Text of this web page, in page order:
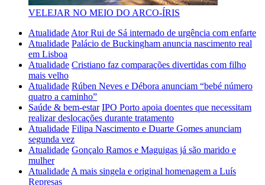
VELEJAR NO MEIO DO ARCO-ÍRIS
Atualidade Ator Rui de Sá internado de urgência com enfarte
Atualidade Palácio de Buckingham anuncia nascimento real
em Lisboa
Atualidade Cristiano faz comparações divertidas com filho
mais velho
Atualidade Rúben Neves e Débora anunciam “bebé número
quatro a caminho”
Saúde & bem-estar IPO Porto apoia doentes que necessitam
realizar deslocações durante tratamento
Atualidade Filipa Nascimento e Duarte Gomes anunciam
segunda vez
Atualidade Gonçalo Ramos e Maguigas já são marido e
mulher
Atualidade A mais singela e original homenagem a Luís
Represas